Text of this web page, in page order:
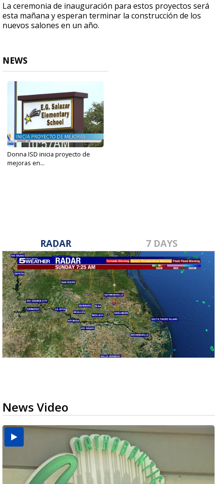
La ceremonia de inauguración para estos proyectos será
esta mañana y esperan terminar la construcción de los
nuevos salones en un año.
NEWS
Donna ISD inicia proyecto de
mejoras en...
RADAR 7 DAYS
News Video